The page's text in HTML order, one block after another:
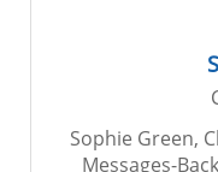
Sophie Green,
Messages-